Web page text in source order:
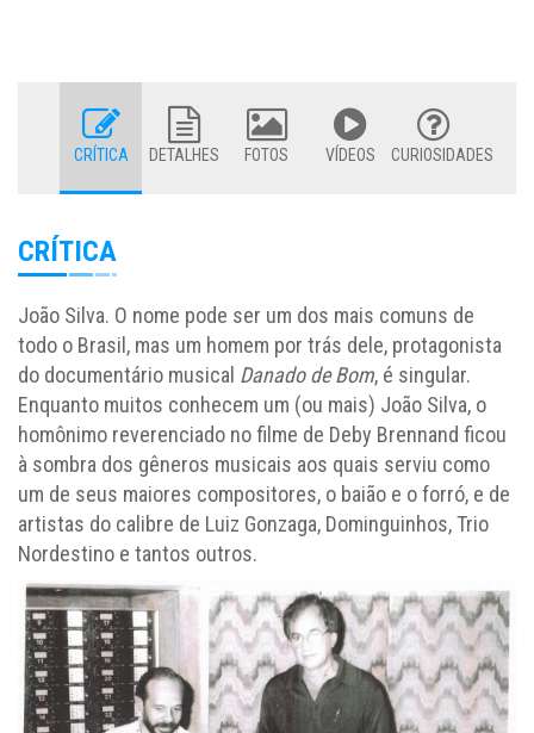
CRÍTICA DETALHES FOTOS VÍDEOS CURIOSIDADES
CRÍTICA
João Silva. O nome pode ser um dos mais comuns de
todo o Brasil, mas um homem por trás dele, protagonista
do documentário musical Danado de Bom, é singular.
Enquanto muitos conhecem um (ou mais) João Silva, o
homônimo reverenciado no filme de Deby Brennand ficou
à sombra dos gêneros musicais aos quais serviu como
um de seus maiores compositores, o baião e o forró, e de
artistas do calibre de Luiz Gonzaga, Dominguinhos, Trio
Nordestino e tantos outros.